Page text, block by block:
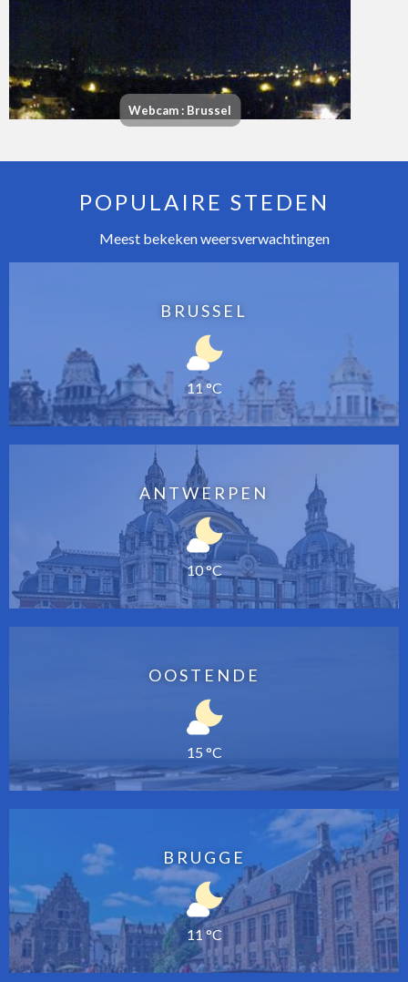
Webcam : Brussel
POPULAIRE STEDEN
Meest bekeken weersverwachtingen
BRUSSEL
11 °C
ANTWERPEN
10 °C
OOSTENDE
15 °C
BRUGGE
11 °C